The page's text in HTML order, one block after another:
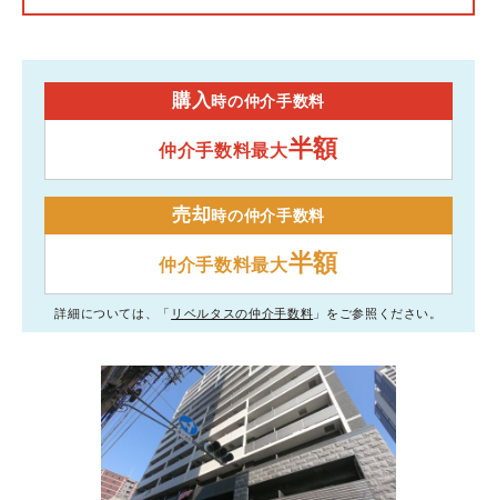
購入時の仲介手数料
仲介手数料最大半額
売却時の仲介手数料
仲介手数料最大半額
詳細については、「 リベルタスの仲介手数料 」をご参照ください。